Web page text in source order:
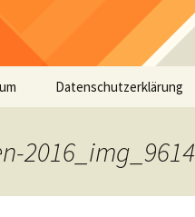
Datenschutzerklärung
2016_img_9614